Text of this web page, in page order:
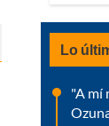
Lo
"A mí